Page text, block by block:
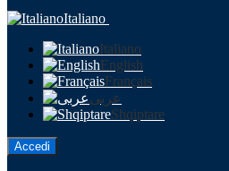
Italiano
Italiano
English
Français
عربى
Shqiptare
Accedi